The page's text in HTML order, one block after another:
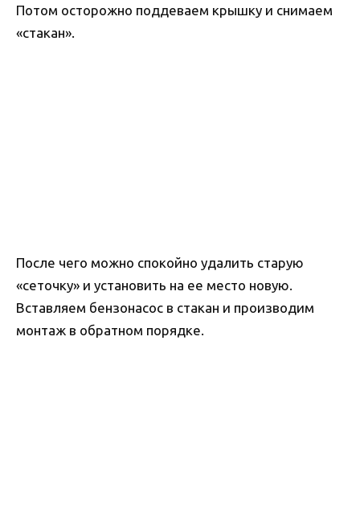
Потом осторожно поддеваем крышку и снимаем
«стакан».
После чего можно спокойно удалить старую
«сеточку» и установить на ее место новую.
Вставляем бензонасос в стакан и производим
монтаж в обратном порядке.